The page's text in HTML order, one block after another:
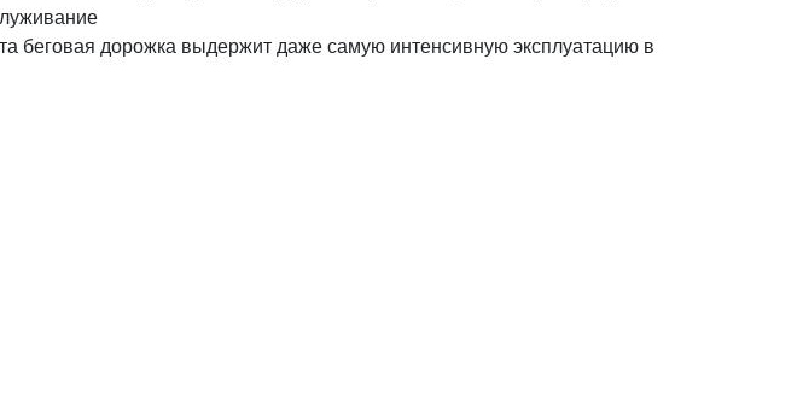
беговая дорожка выдержит даже самую интенсивную эксплуатацию в